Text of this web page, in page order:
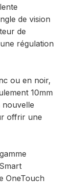
de vision
de
régulation
ou en noir,
10mm
nouvelle
offrir une
OneTouch